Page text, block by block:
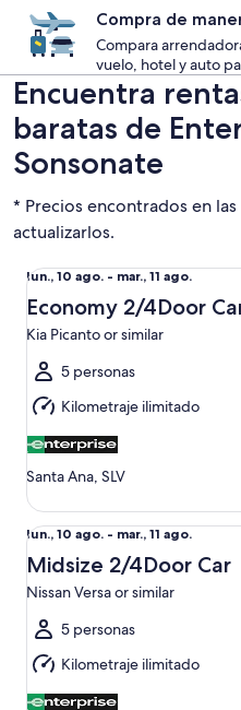
Compra de
Compara
vuelo, hotel y auto
Encuentra
baratas de
Sonsonate
* Precios encontrados en
actualizarlos.
Del
lun.,
10
ago.
al
mar.,
11
ago.
lun., 10 ago. - mar., 11 ago.
Economy 2/4Door
Kia Picanto or similar
5 personas
Kilometraje ilimitado
Santa Ana, SLV
Economy 2/4Door Car Kia
Del
lun.,
10
ago.
al
mar.,
11
ago.
lun., 10 ago. - mar., 11 ago.
Midsize 2/4Door Car
Nissan Versa or similar
5 personas
Kilometraje ilimitado
Midsize 2/4Door Car Nissan